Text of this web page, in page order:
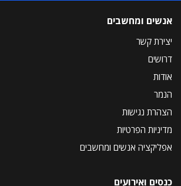
אנשים ומחשבים
יצירת קשר
דרושים
אודות
הנמר
הצהרת נגישות
מדיניות הפרטיות
אפליקציה אנשים ומחשבים
כנסים ואירועים